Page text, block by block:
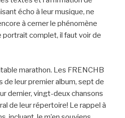
écho à leur musique, ne
à cerner le phénomène
portrait complet, il faut voir de
marathon. Les FRENCHB
leur premier album, sept de
dernier, vingt-deux chansons
de leur répertoire! Le rappel à